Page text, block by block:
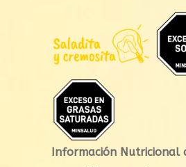
Información Nutricional